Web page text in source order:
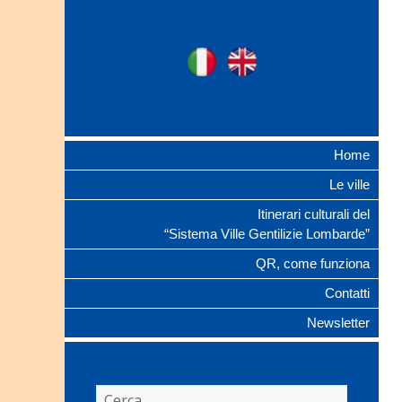
Ville Gentilizie
Ita
Home
Le ville
Itinerari culturali del
“Sistema Ville Gentilizie Lombarde”
QR, come funziona
Contatti
Newsletter
Ricerca